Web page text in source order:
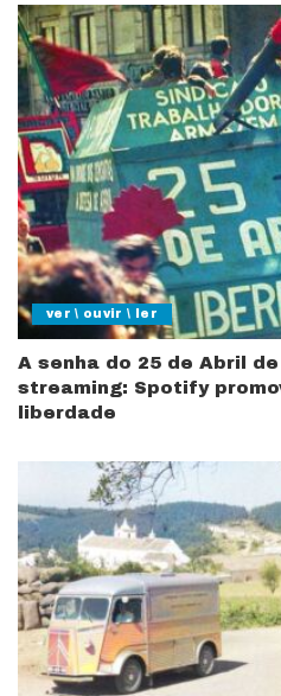
ver \ ouvir \ ler
A senha do 25 de Abril
streaming: Spotify
liberdade